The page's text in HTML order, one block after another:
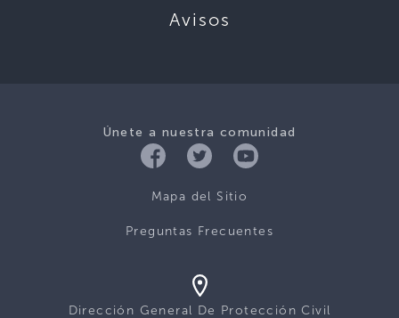
Avisos
Únete a nuestra comunidad
Mapa del Sitio
Preguntas Frecuentes
Dirección General De Protección Civil